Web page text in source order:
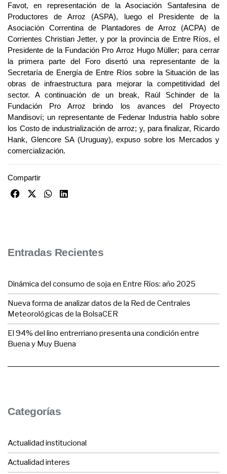
Favot, en representación de la Asociación Santafesina de
Productores de Arroz (ASPA), luego el Presidente de la
Asociación Correntina de Plantadores de Arroz (ACPA) de
Corrientes Christian Jetter, y por la provincia de Entre Ríos, el
Presidente de la Fundación Pro Arroz Hugo Müller; para cerrar
la primera parte del Foro disertó una representante de la
Secretaría de Energía de Entre Ríos sobre la Situación de las
obras de infraestructura para mejorar la competitividad del
sector. A continuación de un break, Raúl Schinder de la
Fundación Pro Arroz brindo los avances del Proyecto
Mandisoví; un representante de Fedenar Industria hablo sobre
los Costo de industrialización de arroz; y, para finalizar, Ricardo
Hank, Glencore SA (Uruguay), expuso sobre los Mercados y
comercialización.
Compartir
Entradas Recientes
Dinámica del consumo de soja en Entre Ríos: año 2025
Nueva forma de analizar datos de la Red de Centrales
Meteorológicas de la BolsaCER
El 94% del lino entrerriano presenta una condición entre
Buena y Muy Buena
Categorías
Actualidad institucional
Actualidad interes